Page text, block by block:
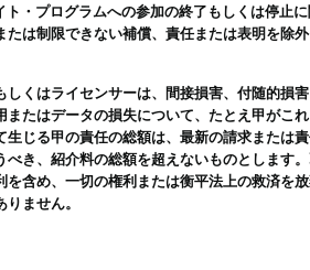
・プログラムへの参加の終了もしくは停止
たは制限できない補償、責任または表明を除
しくはライセンサーは、間接損害、付随的損
またはデータの損失について、たとえ甲がこ
生じる甲の責任の総額は、最新の請求または
べき、紹介料の総額を超えないものとします
を含め、一切の権利または衡平法上の救済を
ません。